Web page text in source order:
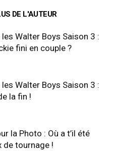
DE L'AUTEUR
les Walter Boys Saison 3 :
fini en couple ?
les Walter Boys Saison 3 :
la fin !
la Photo : Où a t’il été
de tournage !